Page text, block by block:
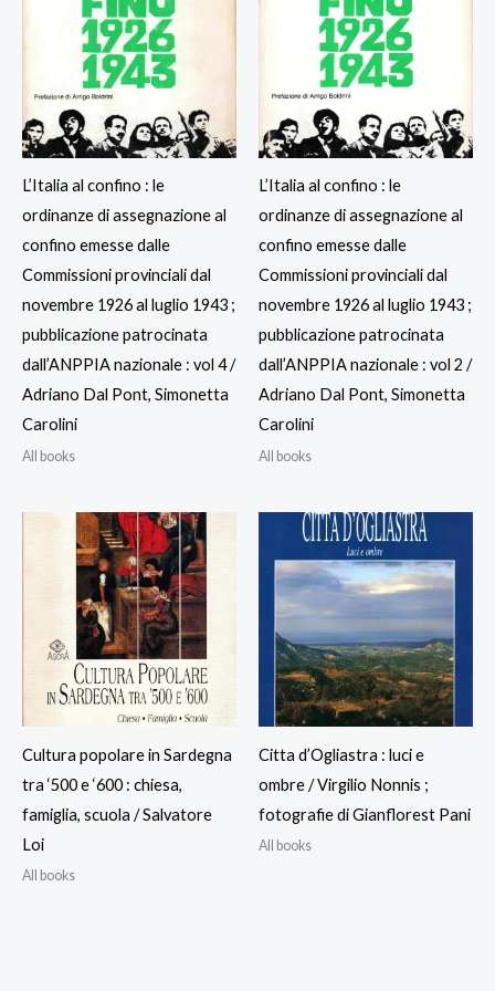
L’Italia al confino : le
ordinanze di assegnazione al
confino emesse dalle
Commissioni provinciali dal
novembre 1926 al luglio 1943 ;
pubblicazione patrocinata
dall’ANPPIA nazionale : vol 4 /
Adriano Dal Pont, Simonetta
Carolini
All books
L’Italia al confino : le
ordinanze di assegnazione al
confino emesse dalle
Commissioni provinciali dal
novembre 1926 al luglio 1943 ;
pubblicazione patrocinata
dall’ANPPIA nazionale : vol 2 /
Adriano Dal Pont, Simonetta
Carolini
All books
Cultura popolare in Sardegna
tra ‘500 e ‘600 : chiesa,
famiglia, scuola / Salvatore
Loi
All books
Citta d’Ogliastra : luci e
ombre / Virgilio Nonnis ;
fotografie di Gianflorest Pani
All books